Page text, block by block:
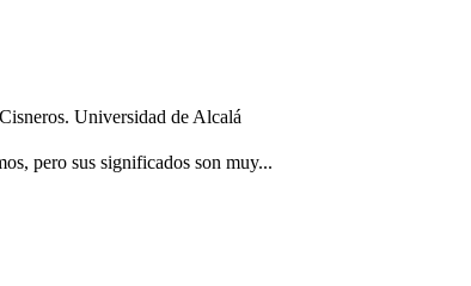
Universidad de Alcalá
pero sus significados son muy...